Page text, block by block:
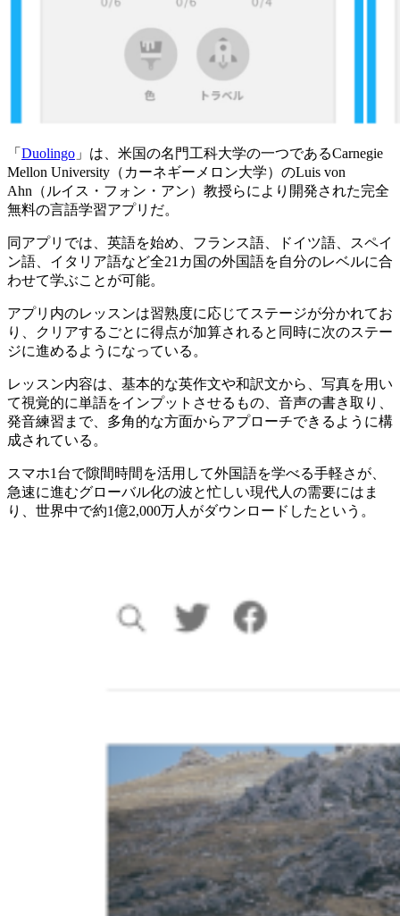
「 Duolingo 」は、米国の名門工科大学の一つであるCarnegie
Mellon University（カーネギーメロン大学）のLuis von
Ahn（ルイス・フォン・アン）教授らにより開発された完全
無料の言語学習アプリだ。
同アプリでは、英語を始め、フランス語、ドイツ語、スペイ
ン語、イタリア語など全21カ国の外国語を自分のレベルに合
わせて学ぶことが可能。
アプリ内のレッスンは習熟度に応じてステージが分かれてお
り、クリアするごとに得点が加算されると同時に次のステー
ジに進めるようになっている。
レッスン内容は、基本的な英作文や和訳文から、写真を用い
て視覚的に単語をインプットさせるもの、音声の書き取り、
発音練習まで、多角的な方面からアプローチできるように構
成されている。
スマホ1台で隙間時間を活用して外国語を学べる手軽さが、
急速に進むグローバル化の波と忙しい現代人の需要にはま
り、世界中で約1億2,000万人がダウンロードしたという。